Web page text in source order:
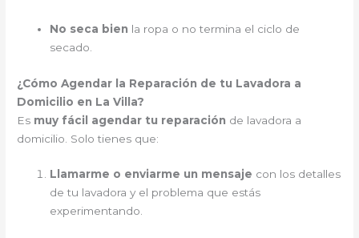
No seca bien la ropa o no termina el ciclo de
secado.
¿Cómo Agendar la Reparación de tu Lavadora a
Domicilio en La Villa?
Es muy fácil agendar tu reparación de lavadora a
domicilio. Solo tienes que:
Llamarme o enviarme un mensaje con los detalles
de tu lavadora y el problema que estás
experimentando.